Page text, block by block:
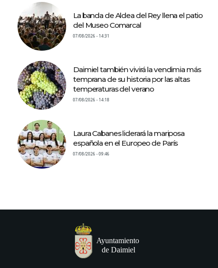
La banda de Aldea del Rey llena el patio
del Museo Comarcal
07/08/2026 - 14:31
Daimiel también vivirá la vendimia más
temprana de su historia por las altas
temperaturas del verano
07/08/2026 - 14:18
Laura Cabanes liderará la mariposa
española en el Europeo de París
07/08/2026 - 09:46